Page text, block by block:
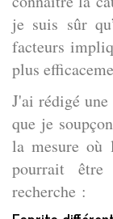
je suis sûr
facteurs
plus
J'ai rédigé
que je
la mesure où
pourrait
recherche :